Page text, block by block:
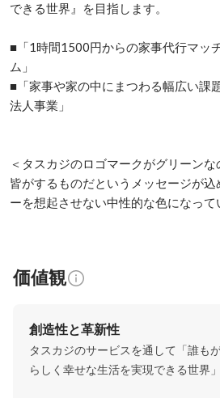
できる世界』を目指します。
■「1時間1500円からの家事代行マッ
ム」
■「家事や家の中にまつわる幅広い課
法人事業」
＜タスカジのロゴマークがグリーン
皆がするものだというメッセージが
ーを想起させない中性的な色になって
価値観
創造性と革新性
タスカジのサービスを通して「誰も
らしく幸せな生活を実現できる世界